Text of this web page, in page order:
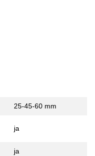
25-45-60 mm
ja
ja